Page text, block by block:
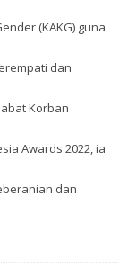
(KAKG) guna
dan
Korban
Awards 2022, ia
dan